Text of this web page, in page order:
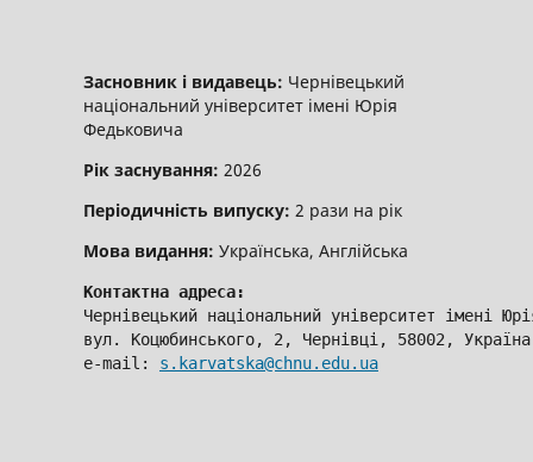
Засновник і видавець: Чернівецький
національний університет імені Юрія
Федьковича
Рік заснування: 2026
Періодичність випуску: 2 рази на рік
Мова видання: Українська, Англійська
Контактна адреса:
Чернівецький національний університет імені
вул. Коцюбинського, 2, Чернівці, 58002, Україна
e-mail: s.karvatska@chnu.edu.ua